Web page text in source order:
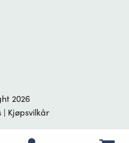
2026
| Kjøpsvilkår